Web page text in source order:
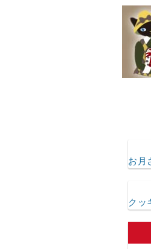
お月
クッ